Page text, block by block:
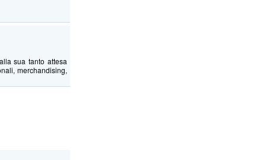
sua tanto attesa
merchandising,